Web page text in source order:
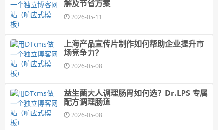
解及节省方案
2026-05-11
上海产品宣传片制作如何帮助企业提升市
场竞争力？
2026-05-08
益生菌大人调理肠胃如何选？Dr.LPS 专属
配方调理肠道
2026-05-08